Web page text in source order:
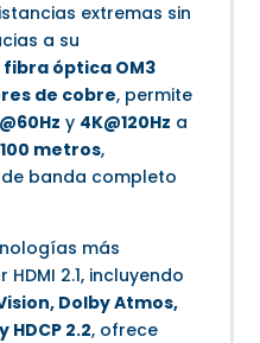
extremas sin
a su
fibra óptica OM3
de cobre, permite
y 4K@120Hz a
100 metros,
banda completo
más
2.1, incluyendo
Dolby Atmos,
HDCP 2.2, ofrece